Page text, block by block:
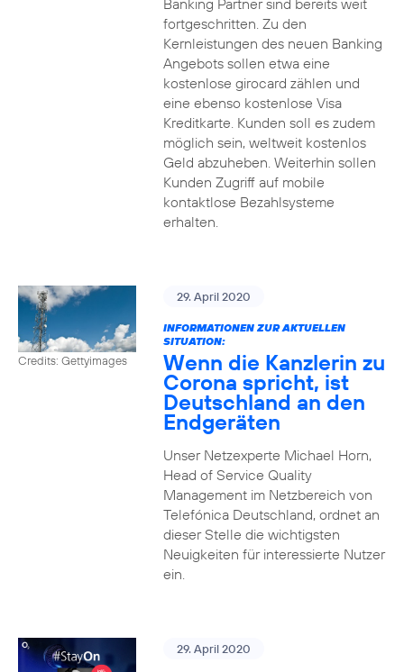
Banking Partner sind bereits weit
fortgeschritten. Zu den
Kernleistungen des neuen Banking
Angebots sollen etwa eine
kostenlose girocard zählen und
eine ebenso kostenlose Visa
Kreditkarte. Kunden soll es zudem
möglich sein, weltweit kostenlos
Geld abzuheben. Weiterhin sollen
Kunden Zugriff auf mobile
kontaktlose Bezahlsysteme
erhalten.
Credits: Gettyimages
29. April 2020
INFORMATIONEN ZUR AKTUELLEN
SITUATION:
Wenn die Kanzlerin zu
Corona spricht, ist
Deutschland an den
Endgeräten
Unser Netzexperte Michael Horn,
Head of Service Quality
Management im Netzbereich von
Telefónica Deutschland, ordnet an
dieser Stelle die wichtigsten
Neuigkeiten für interessierte Nutzer
ein.
29. April 2020